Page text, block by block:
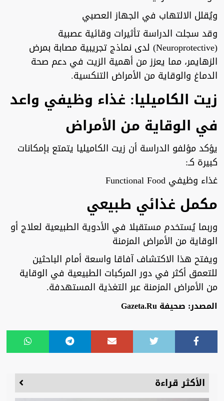
ويُقلل الالتهاب في الجهاز العصبي
وقد سجلت الدراسة تأثيرات وقائية عصبية
(Neuroprotective) لدى نماذج تجريبية مصابة بمرض
الزهايمر، مما يعزز من أهمية الزيت في دعم صحة
الدماغ والوقاية من الأمراض التنكسية.
زيت الكاميليا: غذاء وظيفي واعد
في الوقاية من الأمراض
يؤكد مؤلفو الدراسة أن زيت الكاميليا يتمتع بإمكانات
كبيرة كـ:
غذاء وظيفي Functional Food
مكمل غذائي طبيعي
وربما يُستخدم مستقبلا في الأدوية الطبيعية لعلاج أو
الوقاية من الأمراض المزمنة
ويفتح هذا الاكتشاف آفاقا واسعة أمام الباحثين
للتعمق أكثر في دور المركبات الطبيعية في الوقاية
من الأمراض المزمنة عبر التغذية المستهدفة.
المصدر: صحيفة Gazeta.Ru
الأكثر قراءة